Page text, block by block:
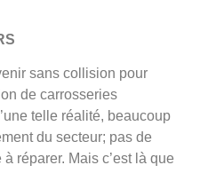
sans collision pour
de carrosseries
telle réalité, beaucoup
du secteur; pas de
réparer. Mais c’est là que